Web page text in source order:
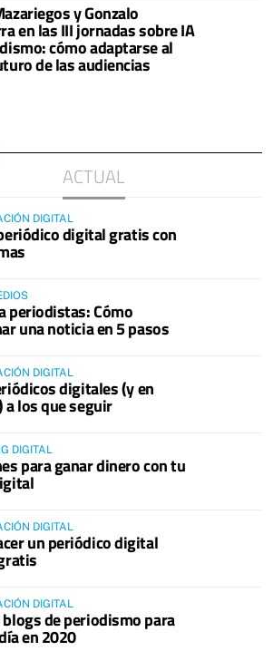
y Gonzalo
en las III jornadas sobre IA
cómo adaptarse al
de las audiencias
ACTUAL
DIGITAL
digital gratis con
periodistas: Cómo
una noticia en 5 pasos
DIGITAL
digitales (y en
a los que seguir
DIGITAL
para ganar dinero con tu
DIGITAL
un periódico digital
DIGITAL
de periodismo para
en 2020